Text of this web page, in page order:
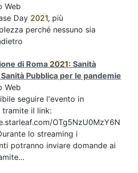
Web
Day 2021, più
perché nessuno sia
di Roma 2021: Sanità
Pubblica per le pandemie
Web
seguire l'evento in
tramite il link:
OTg5NzU0MzY6N
lo streaming i
potranno inviare domande ai